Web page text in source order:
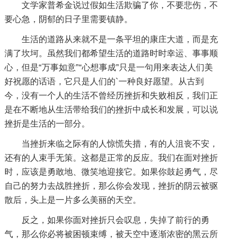
文学家普希金说过假如生活欺骗了你，不要悲伤，不
要心急，阴郁的日子里需要镇静。
生活的道路从来就不是一条平坦的康庄大道，而是充
满了坎坷。虽然我们都希望生活的道路时时幸运、事事顺
心，但是“万事如意”“心想事成”只是一句用来表达人们美
好祝愿的话语，它只是人们的`一种良好愿望。从古到
今，没有一个人的生活不曾经历挫折和失败相反，我们正
是在不断地从生活带给我们的挫折中成长和发展，可以说
挫折是生活的一部分。
当挫折来临之际有的人惊慌失措，有的人沮丧不安，
还有的人束手无策。这都是正常的反应。我们在面对挫折
时，应该是勇敢地、微笑地迎接它。如果你鼓起勇气，尽
自己的努力去战胜挫折，那么你会发现，挫折的阴云被驱
散后，头上是一片多么美丽的天空。
反之，如果你面对挫折只会叹息，失掉了前行的勇
气，那么你必将被困顿束缚，被天空中逐渐浓密的黑云所